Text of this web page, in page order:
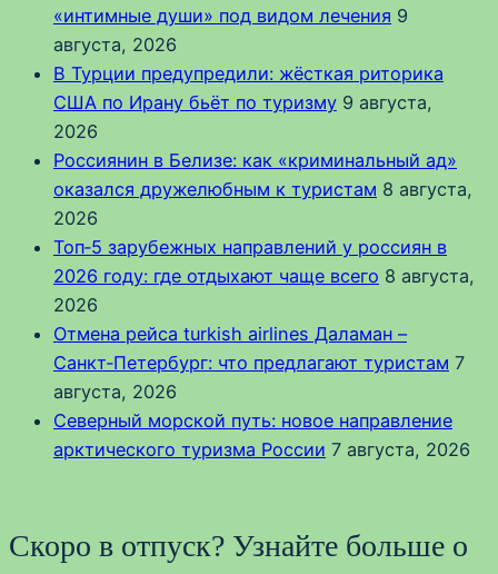
«интимные души» под видом лечения 9
августа, 2026
В Турции предупредили: жёсткая риторика
США по Ирану бьёт по туризму 9 августа,
2026
Россиянин в Белизе: как «криминальный ад»
оказался дружелюбным к туристам 8 августа,
2026
Топ‑5 зарубежных направлений у россиян в
2026 году: где отдыхают чаще всего 8 августа,
2026
Отмена рейса turkish airlines Даламан –
Санкт‑Петербург: что предлагают туристам 7
августа, 2026
Северный морской путь: новое направление
арктического туризма России 7 августа, 2026
Скоро в отпуск? Узнайте больше о